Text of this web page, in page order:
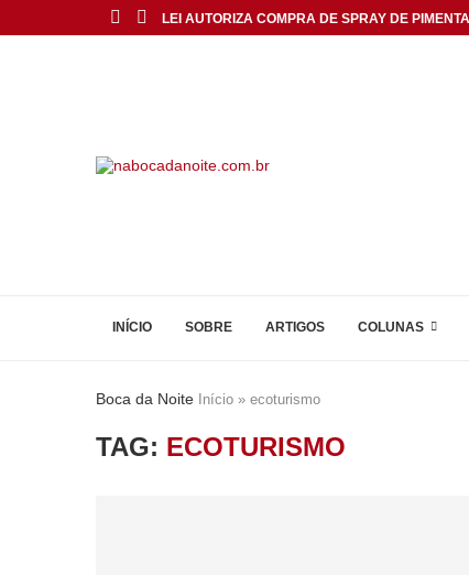
LEI AUTORIZA COMPRA DE SPRAY DE
INÍCIO SOBRE ARTIGOS COLUNAS
Boca da Noite Início » ecoturismo
TAG: ECOTURISMO